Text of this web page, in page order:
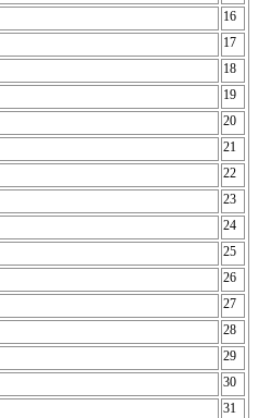
16
17
18
19
20
21
22
23
24
25
26
27
28
29
30
31